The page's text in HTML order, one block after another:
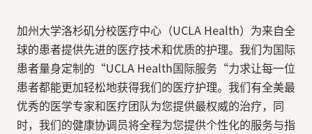
加州大学洛杉矶分校医疗中心（UCLA Health）为来自全
球的患者提供先进的医疗技术和优质的护理。我们为国际
患者量身定制的“UCLA Health国际服务“力求让每一位
患者都能更加轻松地获得我们的医疗护理。我们有全美最
优秀的医学专家和医疗团队为您提供最权威的治疗，同
时，我们的健康协调员将全程为您提供个性化的服务与指